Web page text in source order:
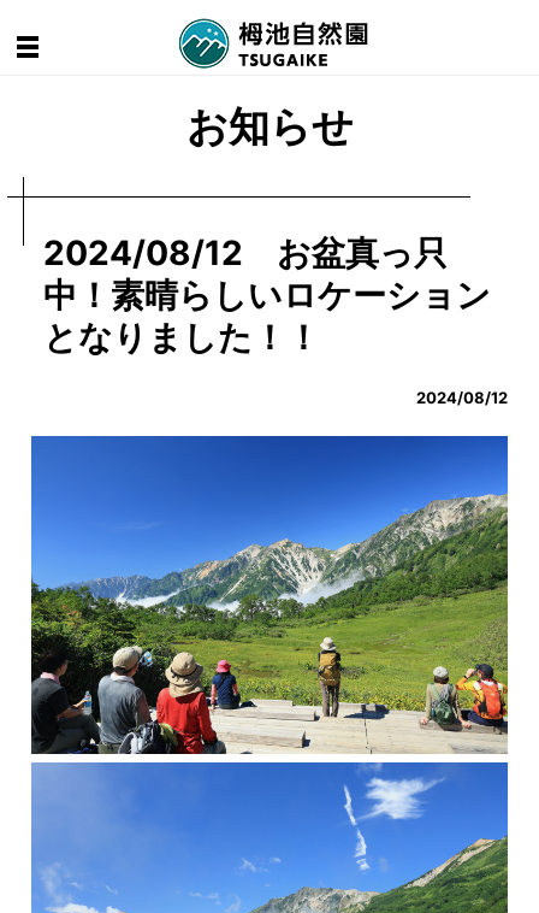
お知らせ
2024/08/12 お盆真っ只
中！素晴らしいロケーション
となりました！！
2024/08/12